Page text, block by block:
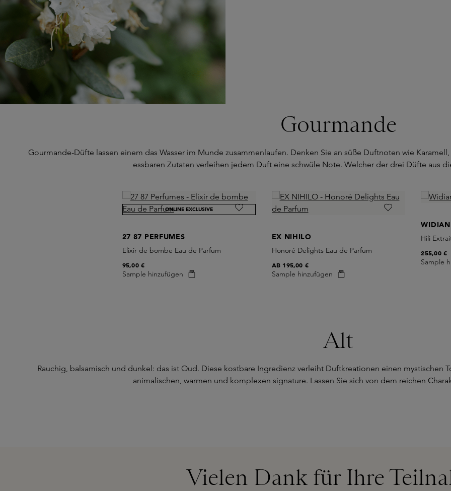
Gourmande
Gourmande-Düfte lassen einem das Wasser im Munde zusammenlaufen. Denken Sie an süße Duftnoten wie
essbaren Zutaten verleihen jedem Duft eine schwüle Note. Welcher der drei Düfte aus
Skip product gallery
ONLINE EXCLUSIVE
27 87 PERFUMES
Elixir de bombe Eau de Parfum
Sample hinzufügen
95,00 €
EX NIHILO
Honoré Delights Eau de Parfum
Sample hinzufügen
AB 195,00 €
WIDIAN
Hili
Sample
255,00 €
Alt
Rauchig, balsamisch und dunkel: das ist Oud. Diese kostbare Ingredienz verleiht Duftkreationen einen mystischen
animalischen, warmen und komplexen signature. Lassen Sie sich von dem reichen
Vielen Dank für Ihre